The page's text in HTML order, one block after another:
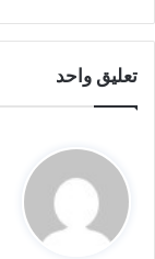
تعليق واحد